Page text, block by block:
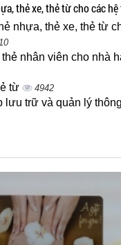
thẻ xe, thẻ từ cho các
nhựa, thẻ xe, thẻ từ
thẻ nhân viên cho nhà
từ 4942
lưu trữ và quản lý